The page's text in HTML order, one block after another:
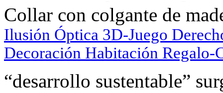
Collar con colgante de
Ilusión Óptica 3D-Juego
Decoración Habitación Regalo-
“desarrollo sustentable”